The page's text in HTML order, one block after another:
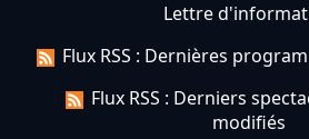
Lettre
Flux RSS : Dernières
Flux RSS : Derniers
modifiés